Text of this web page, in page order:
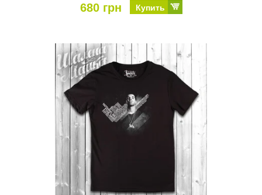
680 грн Купить